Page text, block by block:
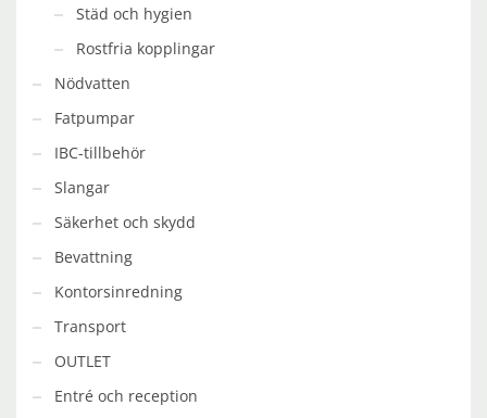
Städ och hygien
Rostfria kopplingar
Nödvatten
Fatpumpar
IBC-tillbehör
Slangar
Säkerhet och skydd
Bevattning
Kontorsinredning
Transport
OUTLET
Entré och reception